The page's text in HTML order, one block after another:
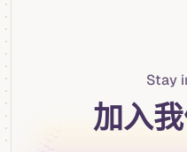
Stay
加入